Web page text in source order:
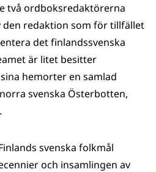
två ordboksredaktörerna
redaktion som för tillfället
det finlandssvenska
är litet besitter
hemorter en samlad
svenska Österbotten,
svenska folkmål
och insamlingen av